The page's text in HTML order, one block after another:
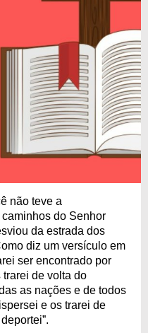
não teve a
do Senhor
da estrada dos
diz um versículo em
ser encontrado por
trarei de volta do
as nações e de todos
e os trarei de